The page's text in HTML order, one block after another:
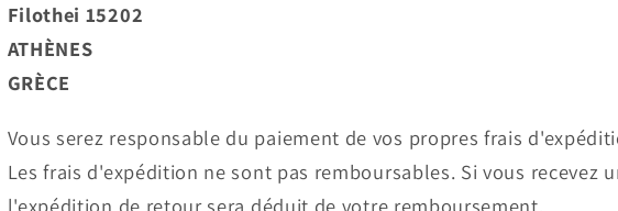
Filothei 15202
ATHÈNES
GRÈCE
Vous serez responsable du paiement de vos propres frais
Les frais d'expédition ne sont pas remboursables. Si vous recevez
l'expédition de retour sera déduit de votre remboursement.